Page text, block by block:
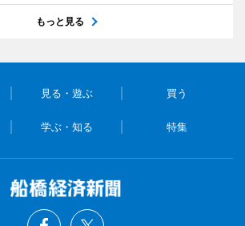
もっと見る
見る・遊ぶ 買う
学ぶ・知る 特集